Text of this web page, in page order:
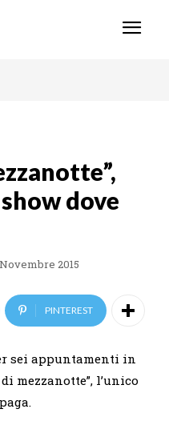
dove
2015
PINTEREST
sei appuntamenti in
mezzanotte”, l’unico